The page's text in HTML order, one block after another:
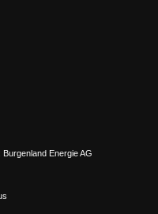
Energie AG